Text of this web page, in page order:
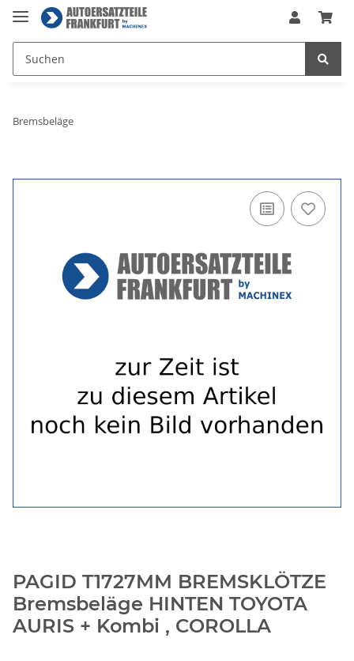
Bremsbeläge
PAGID T1727MM BREMSKLÖTZE
Bremsbeläge HINTEN TOYOTA
AURIS + Kombi , COROLLA